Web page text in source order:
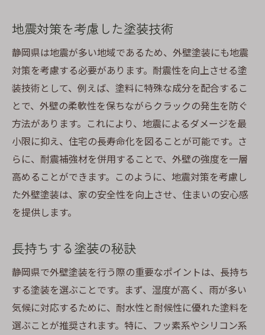
静岡ならではの自然調和デザイン
環境に優しい塗装提案
自然を感じる外壁塗装の実例
外壁塗装の選び方で静岡の住環境を快適にする
方法
断熱性能を向上させる塗料
防音効果のある塗装の選定
快適な住環境を保つための塗装
気候変動に対応する塗装の提案
機能性を重視した塗料の選び方
地震対策を考慮した塗装技術
静岡県は地震が多い地域であるため、外壁塗装にも地震
対策を考慮する必要があります。耐震性を向上させる塗
装技術として、例えば、塗料に特殊な成分を配合するこ
とで、外壁の柔軟性を保ちながらクラックの発生を防ぐ
方法があります。これにより、地震によるダメージを最
小限に抑え、住宅の長寿命化を図ることが可能です。さ
らに、耐震補強材を併用することで、外壁の強度を一層
高めることができます。このように、地震対策を考慮し
た外壁塗装は、家の安全性を向上させ、住まいの安心感
を提供します。
長持ちする塗装の秘訣
静岡県で外壁塗装を行う際の重要なポイントは、長持ち
する塗装を選ぶことです。まず、湿度が高く、雨が多い
気候に対応するために、耐水性と耐候性に優れた塗料を
選ぶことが推奨されます。特に、フッ素系やシリコン系